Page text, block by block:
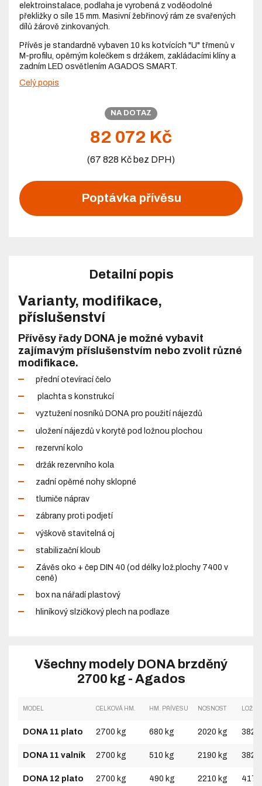
elektroinstalace, podlaha je vyrobená z voděodolné
překližky o síle 15 mm. Masivní žebřinový rám ze svařených
dílů žárově zinkovaných.
Přívěs je standardně vybaven 10 ks kotvících "U" třmenů v
M-profilu, opěrným kolečkem s držákem, zakládacími klíny a
zadním LED osvětlením AGADOS SMART.
Celý popis
NA DOTAZ
82 072 Kč
(67 828 Kč bez DPH)
Poptávka přívěsu
Detailní popis
Varianty, modifikace,
příslušenství
Přívěsy řady DONA je možné vybavit
zajímavým příslušenstvím nebo zvolit různé
modifikace.
přední otevírací čelo
plachta s konstrukcí
vyztužení nosníků DONA pro použití nájezdů
uložení nájezdů v korytě pod ložnou plochou
rezervní kolo
držák rezervního kola
zadní opěrné nohy sklopné
tlumiče náprav
zábrany proti podjetí
výškově stavitelná oj
stabilizační kloub
Závěs oko + čep DIN 40 (od délky lož.plochy 7400 v
ceně)
box na nářadí plastový
hliníkový slzičkový plech na podlaze
Všechny modely DONA brzděný
2700 kg - Agados
MODEL CELKOVÁ HM. HM. PŘÍVĚSU NOSNOST
DONA 11 plato 2700 kg 680 kg 2020 kg
DONA 11 valník 2700 kg 510 kg 2190 kg
DONA 12 plato 2700 kg 490 kg 2210 kg